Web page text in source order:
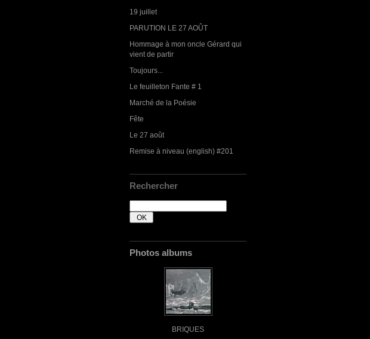
19 juillet
PARUTION LE 27 AOÛT
Hommage à mon oncle Gérard qui
vient de partir
Toujours...
Le feuilleton Fante # 1
Marché de la Poésie
Fête
Le 27 août
Remise à niveau (english) #201
Rechercher
Photos albums
BRIQUES